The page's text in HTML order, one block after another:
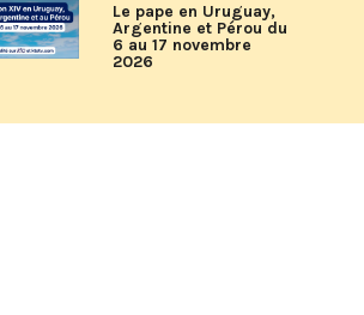
Le pape en Uruguay,
Argentine et Pérou du
6 au 17 novembre
2026